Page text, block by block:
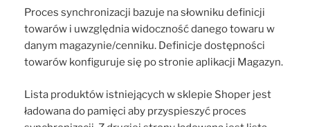
Proces synchronizacji bazuje na słowniku definicji
towarów i uwzględnia widoczność danego towaru w
danym magazynie/cenniku. Definicje dostępności
towarów konfiguruje się po stronie aplikacji Magazyn.
Lista produktów istniejących w sklepie Shoper jest
ładowana do pamięci aby przyspieszyć proces